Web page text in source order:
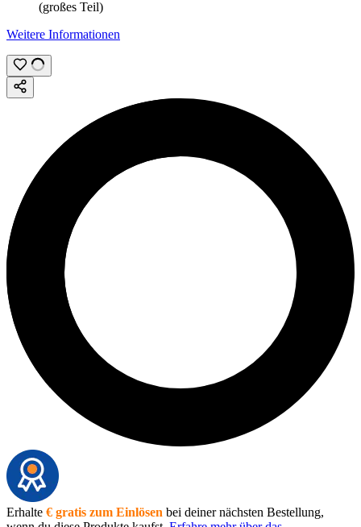
(großes Teil)
Weitere Informationen
Erhalte € gratis zum Einlösen bei deiner nächsten Bestellung,